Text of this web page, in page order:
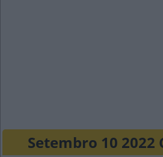
Setembro 10 2022